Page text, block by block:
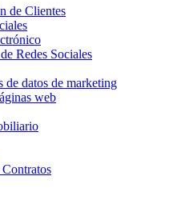
de Clientes
Redes Sociales
de datos de marketing
web